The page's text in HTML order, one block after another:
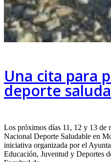
Una cita para
deporte
Los próximos días 11, 12 y 13 de
Nacional Deporte Saludable en
iniciativa organizada por el
Educación, Juventud y Deportes